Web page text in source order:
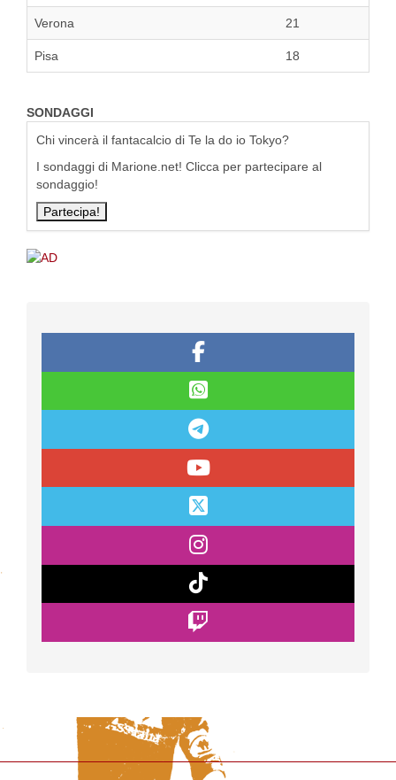
Verona 21
Pisa 18
SONDAGGI
Chi vincerà il fantacalcio di Te la do io Tokyo?
I sondaggi di Marione.net! Clicca per partecipare al
sondaggio!